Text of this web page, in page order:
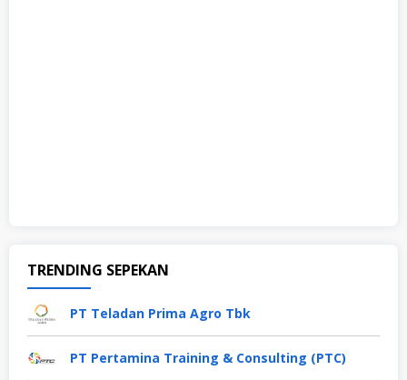
TRENDING SEPEKAN
PT Teladan Prima Agro Tbk
PT Pertamina Training & Consulting (PTC)